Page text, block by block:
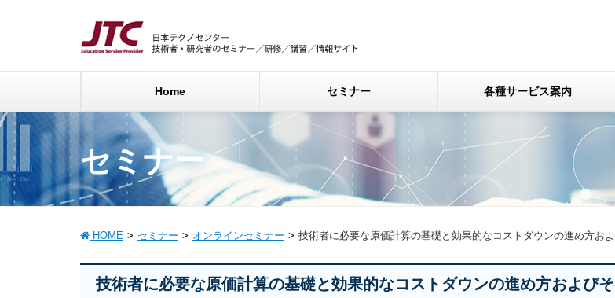
Home セミナー 各種サービス案内
セミナー
HOME セミナー オンラインセミナー 技術者に必要な原価計算の基礎と効果的なコストダウンの進め方お
技術者に必要な原価計算の基礎と効果的なコストダウンの進め方および